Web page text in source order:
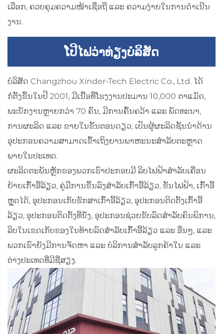
ເລືອກ, ຄວບຄຸມຄວາມໜ້າເຊື່ອຖື ແລະ ຄວາມງ່າຍໃນການດຳເນີນ
ງານ.
ໂປີໄຟວ່າທ່ຽງບໍລິສັດ
ບໍລິສັດ Changzhou Xinder-Tech Electric Co., Ltd. ໄດ້
ກໍ່ຕັ້ງຂຶ້ນໃນປີ 2001, ມີເນື້ອທີ່ໂຮງງານປະມານ 10,000 ຕາແມັດ,
ພະນັກງານຫຼາຍກວ່າ 70 ຄົນ, ມີການຄົ້ນຄວ້າ ແລະ ພັດທະນາ,
ການຜະລິດ ແລະ ຂາຍໃນຂັ້ນຕອນດຽວ, ເປັນຜູ້ຜະລິດຊັ້ນນຳດ້ານ
ອຸປະກອນຄວາມສາມາດເຂົ້າເຖິງຍານພາຫະນະສຳລັບຕະຫຼາດ
ພາຍໃນປະເທດ.
ຜະລິດຕະພັນຫຼັກຂອງພວກເຮົາປະກອບມີ ລິບໄຟຟ້າສຳລັບເຄື່ອນ
ຍ້າຍເກົ້າອີ້ລ້ຽວ, ຄູ່ມືການຂຶ້ນລົງສຳລັບເກົ້າອີ້ລ້ຽວ, ຂັ້ນໄຟຟ້າ, ເກົ້າອີ້
ຫຼຸດໄດ້, ອຸປະກອນເກັບຮັກສາເກົ້າອີ້ລ້ຽວ, ອຸປະກອນຕິດຕັ້ງເກົ້າອີ້
ລ້ຽວ, ອຸປະກອນຕິດຕັ້ງທີ່ນັ່ງ, ອຸປະກອນຊ່ວຍຂັບລົດສຳລັບຄົນພິການ,
ລິບໃນເຂດເກັບຂອງໃນທ້າຍລົດສຳລັບເກົ້າອີ້ລ້ຽວ ແລະ ອື່ນໆ, ແລະ
ພວກເຮົາຍັງມີການຈັດຫາ ແລະ ບໍລິການສຳລັບລູກຄ້າໃນ ແລະ
ຕ່າງປະເທດທີ່ມີຊື່ສຽງ.